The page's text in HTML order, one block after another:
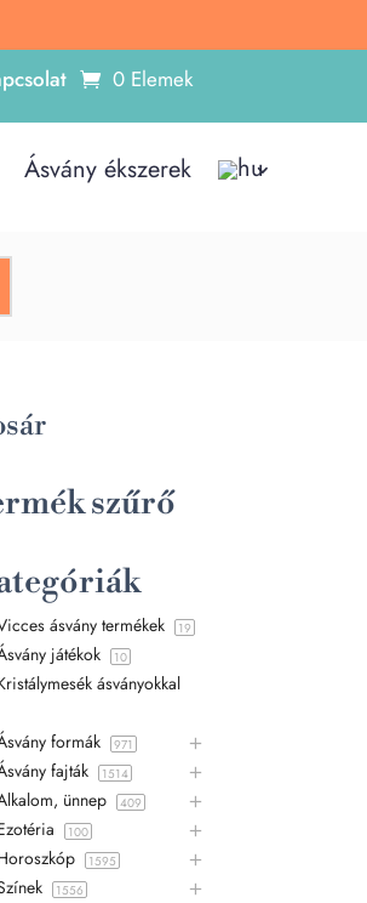
0 Elemek
Ásvány ékszerek
szűrő
ásvány termékek 19
játékok 10
ásványokkal
formák 971
fajták 1514
ünnep 409
100
1595
1556